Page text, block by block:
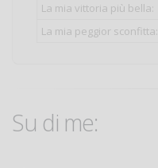
La mia vittoria più bella:
La mia peggior sconfitta:
Su di me: